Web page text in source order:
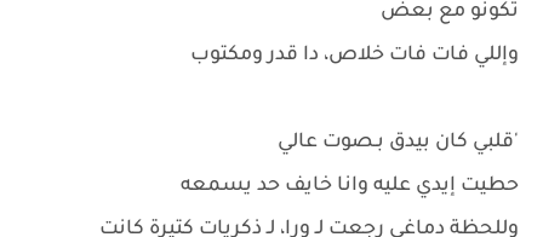
تكونو مع بعض
وإللي فات فات خلاص، دا قدر ومكتوب
'قلبي كان بيدق بـصوت عالي
حطيت إيدي عليه وانا خايف حد يسمعه
وللحظة دماغي رجعت لـ ورا، لـ ذكريات كتيرة كانت